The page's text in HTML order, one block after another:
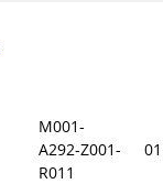
M001-
A292-Z001-
R011